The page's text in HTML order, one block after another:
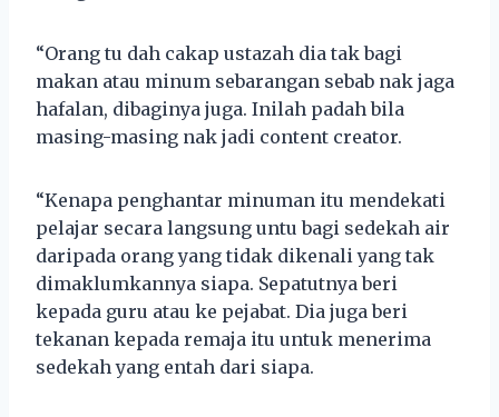
“Orang tu dah cakap ustazah dia tak bagi
makan atau minum sebarangan sebab nak jaga
hafalan, dibaginya juga. Inilah padah bila
masing-masing nak jadi content creator.
“Kenapa penghantar minuman itu mendekati
pelajar secara langsung untu bagi sedekah air
daripada orang yang tidak dikenali yang tak
dimaklumkannya siapa. Sepatutnya beri
kepada guru atau ke pejabat. Dia juga beri
tekanan kepada remaja itu untuk menerima
sedekah yang entah dari siapa.